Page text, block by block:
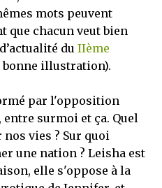
mots peuvent
que chacun veut bien
du IIème
bonne illustration).
par l'opposition
entre surmoi et ça. Quel
vies ? Sur quoi
une nation ? Leisha est
elle s'oppose à la